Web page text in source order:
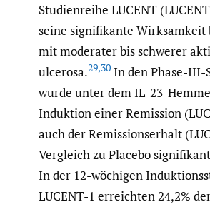
Studienreihe LUCENT
seine signifikante Wirksamkeit
mit moderater bis schwerer
ulcerosa.29,30 In den Phase-III-
wurde unter dem IL-23-
Induktion einer Remission
auch der Remissionserhalt
Vergleich zu Placebo
In der 12-wöchigen
LUCENT-1 erreichten 24,2%